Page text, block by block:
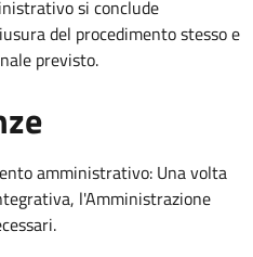
si conclude
del procedimento stesso e
previsto.
amministrativo: Una volta
l'Amministrazione